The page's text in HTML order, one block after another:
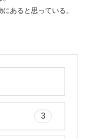
あると思っている。
3